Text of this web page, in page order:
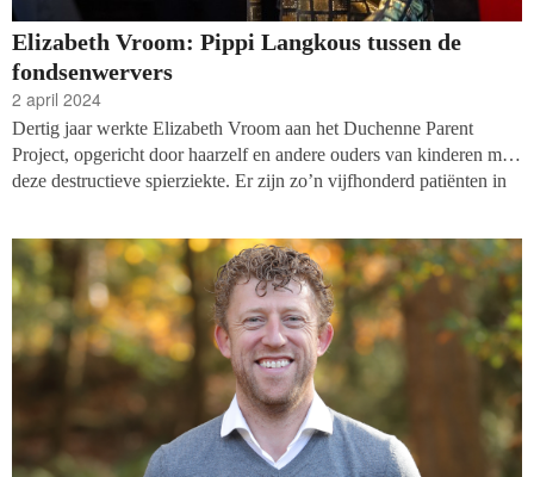
Elizabeth Vroom: Pippi Langkous tussen de
fondsenwervers
2 april 2024
Dertig jaar werkte Elizabeth Vroom aan het Duchenne Parent
Project, opgericht door haarzelf en andere ouders van kinderen met
deze destructieve spierziekte. Er zijn zo’n vijfhonderd patiënten in